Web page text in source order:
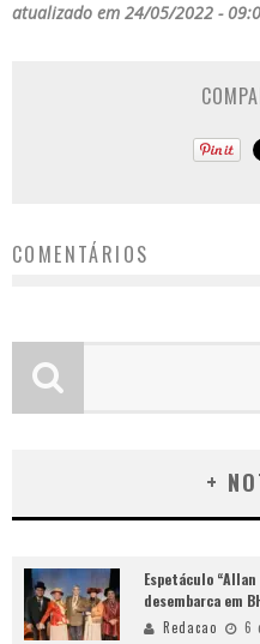
atualizado em 24/05/2022 -
COMENTÁRIOS
+
Espetáculo
desembarca em
Redacao 6